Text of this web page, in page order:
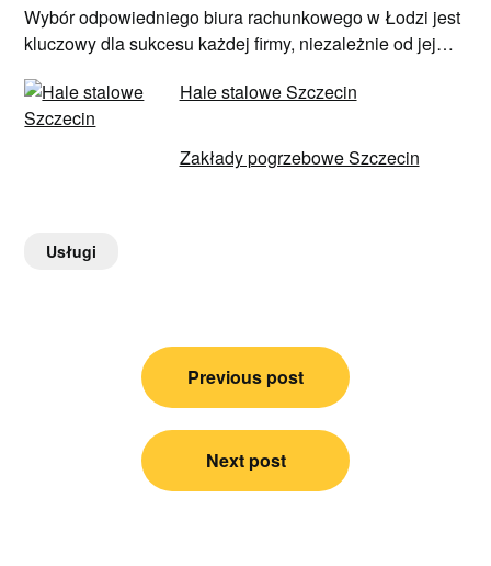
Wybór odpowiedniego biura rachunkowego w Łodzi jest
kluczowy dla sukcesu każdej firmy, niezależnie od jej…
Hale stalowe Szczecin
Zakłady pogrzebowe Szczecin
Usługi
Nawigacja
Previous post
Next post